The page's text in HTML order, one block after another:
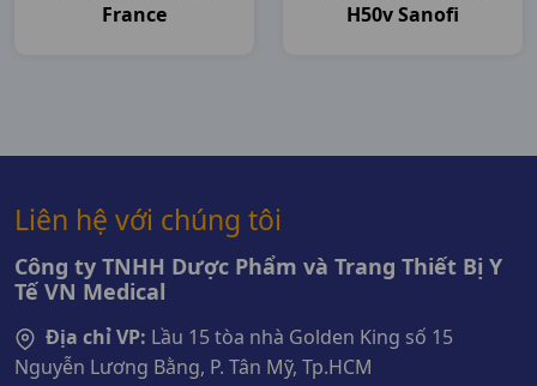
France
H50v Sanofi
Liên hệ với chúng tôi
Công ty TNHH Dược Phẩm và Trang Thiết Bị Y
Tế VN Medical
Địa chỉ VP: Lầu 15 tòa nhà Golden King số 15
Nguyễn Lương Bằng, P. Tân Mỹ, Tp.HCM